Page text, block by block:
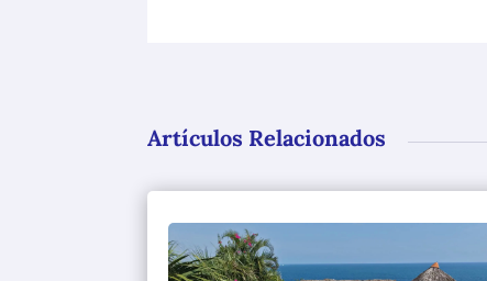
Artículos Relacionados